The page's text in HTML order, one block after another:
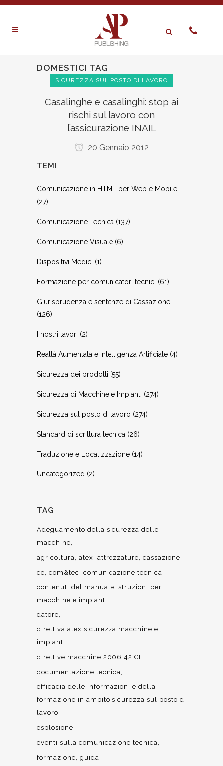
DOMESTICI TAG
SICUREZZA SUL POSTO DI LAVORO
Casalinghe e casalinghi: stop ai
rischi sul lavoro con
l’assicurazione INAIL
20 Gennaio 2012
TEMI
Comunicazione in HTML per Web e Mobile
(27)
Comunicazione Tecnica (137)
Comunicazione Visuale (6)
Dispositivi Medici (1)
Formazione per comunicatori tecnici (61)
Giurisprudenza e sentenze di Cassazione
(126)
I nostri lavori (2)
Realtà Aumentata e Intelligenza Artificiale (4)
Sicurezza dei prodotti (55)
Sicurezza di Macchine e Impianti (274)
Sicurezza sul posto di lavoro (274)
Standard di scrittura tecnica (26)
Traduzione e Localizzazione (14)
Uncategorized (2)
TAG
Adeguamento della sicurezza delle
macchine
agricoltura atex attrezzature cassazione
ce com&tec
comunicazione tecnica
contenuti del manuale istruzioni per
macchine e impianti
datore
direttiva atex sicurezza macchine e
impianti
direttive macchine 2006 42 CE
documentazione tecnica
efficacia delle informazioni e della
formazione in ambito sicurezza sul posto di
lavoro
esplosione
eventi sulla comunicazione tecnica
formazione guida